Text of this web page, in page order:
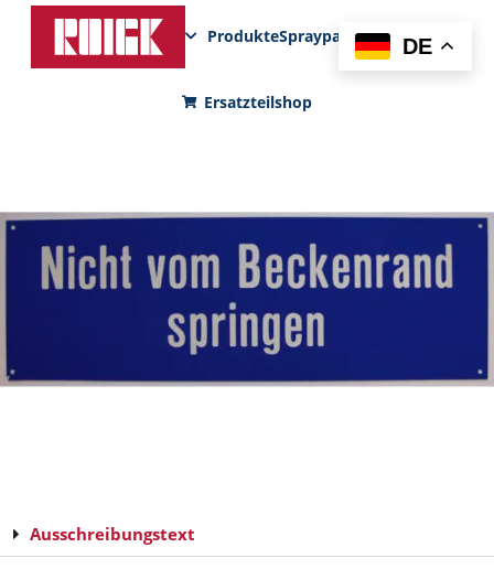
ProdukteSprayparksFunPadNews
Ersatzteilshop
Ausschreibungstext
DE